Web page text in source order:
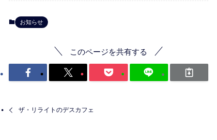
お知らせ
このページを共有する
ザ・リライトのデスカフェ